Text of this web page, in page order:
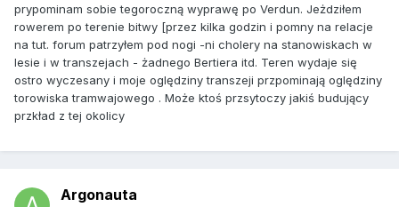
prypominam sobie tegoroczną wyprawę po Verdun. Jeżdziłem
rowerem po terenie bitwy [przez kilka godzin i pomny na relacje
na tut. forum patrzyłem pod nogi -ni cholery na stanowiskach w
lesie i w transzejach - żadnego Bertiera itd. Teren wydaje się
ostro wyczesany i moje oględziny transzeji przpominają oględziny
torowiska tramwajowego . Może ktoś przsytoczy jakiś budujący
przkład z tej okolicy
Argonauta